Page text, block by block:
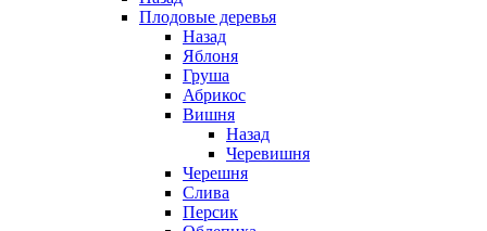
Плодовые деревья
Назад
Яблоня
Груша
Абрикос
Вишня
Назад
Черевишня
Черешня
Слива
Персик